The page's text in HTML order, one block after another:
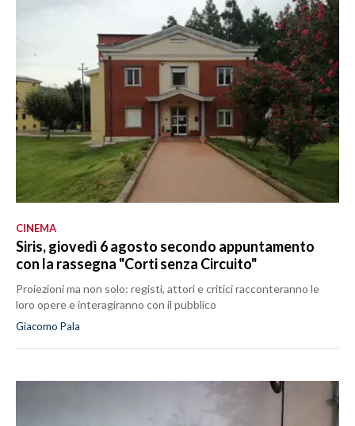
CINEMA
Siris, giovedì 6 agosto secondo appuntamento
con la rassegna "Corti senza Circuito"
Proiezioni ma non solo: registi, attori e critici racconteranno le
loro opere e interagiranno con il pubblico
Giacomo Pala